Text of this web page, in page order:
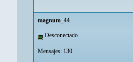
magnum_44
Desconectado
Mensajes: 130